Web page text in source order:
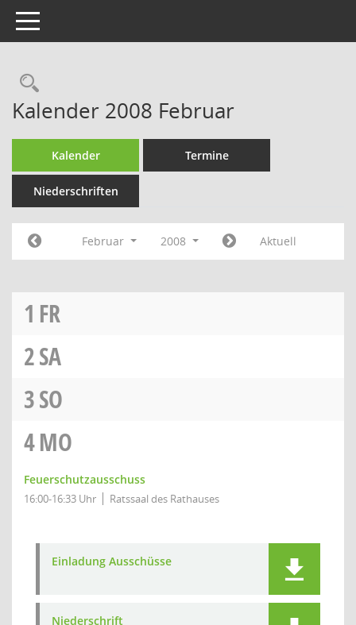
Toggle navigation
Rechercheauswahl
Kalender 2008 Februar
Kalender Termine
Niederschriften
Februar 2008 Aktuell
1 FR
2SA
3SO
4MO
Feuerschutzausschuss
16:00-16:33 Uhr Ratssaal des Rathauses
Einladung Ausschüsse
Niederschrift